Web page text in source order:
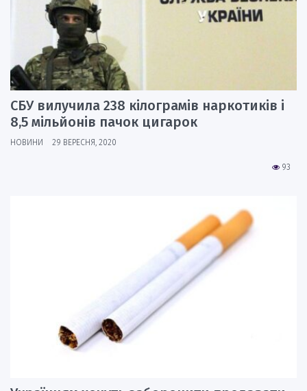
СБУ вилучила 238 кілограмів наркотиків і
8,5 мільйонів пачок цигарок
НОВИНИ 29 ВЕРЕСНЯ, 2020
93